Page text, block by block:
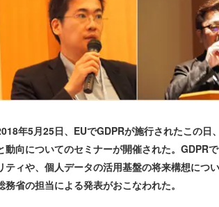
年5月25日、EUでGDPRが施行されたこの
動向についてのセミナーが開催された。GDPR
ティや、個人データの活用基盤の将来構想につ
務省の担当による発表がおこなわれた。